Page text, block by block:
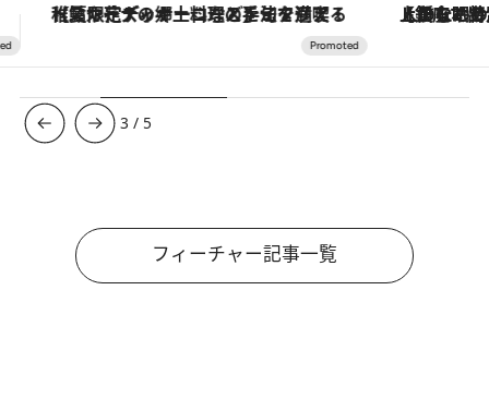
【銀座で出合う最旬美容】美髪ケアや上質な眠り…セルフケアのアップデートから、特別な名入れギフトまで。大人のための「ReFa GINZA」クルーズ
3 / 5
フィーチャー記事一覧